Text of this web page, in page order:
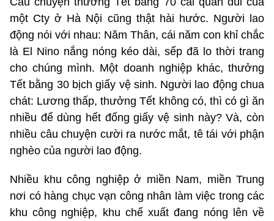
một Cty ở Hà Nội cũng thật hài hước. Người lao
động nói với nhau: Năm Thân, cái năm con khỉ chắc
là El Nino nắng nóng kéo dài, sếp đã lo thời trang
cho chúng mình. Một doanh nghiệp khác, thưởng
Tết bằng 30 bịch giấy vệ sinh. Người lao động chua
chát: Lương thấp, thưởng Tết không có, thì có gì ăn
nhiều để dùng hết đống giấy vệ sinh này? Và, còn
nhiều câu chuyện cười ra nước mắt, tê tái với phận
nghèo của người lao động.
Nhiều khu công nghiệp ở miền Nam, miền Trung
nơi có hàng chục vạn công nhân làm việc trong các
khu công nghiệp, khu chế xuất đang nóng lên về